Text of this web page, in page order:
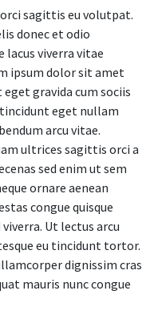
sagittis eu volutpat.
donec et odio
lacus viverra vitae
ipsum dolor sit amet
gravida cum sociis
eget nullam
arcu vitae.
ultrices sagittis orci a
sed enim ut sem
ornare aenean
congue quisque
Ut lectus arcu
eu tincidunt tortor.
dignissim cras
mauris nunc congue